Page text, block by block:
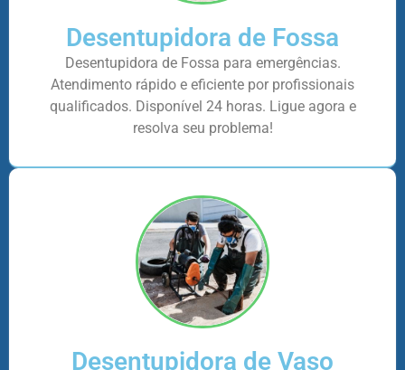
Desentupidora de Fossa
Desentupidora de Fossa para emergências.
Atendimento rápido e eficiente por profissionais
qualificados. Disponível 24 horas. Ligue agora e
resolva seu problema!
Desentupidora de Vaso